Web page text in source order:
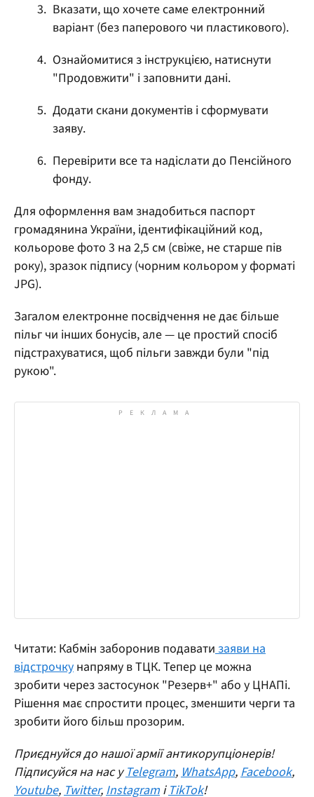
Вказати, що хочете саме електронний
варіант (без паперового чи пластикового).
Ознайомитися з інструкцією, натиснути
"Продовжити" і заповнити дані.
Додати скани документів і сформувати
заяву.
Перевірити все та надіслати до Пенсійного
фонду.
Для оформлення вам знадобиться паспорт
громадянина України, ідентифікаційний код,
кольорове фото 3 на 2,5 см (свіже, не старше пів
року), зразок підпису (чорним кольором у форматі
JPG).
Загалом електронне посвідчення не дає більше
пільг чи інших бонусів, але — це простий спосіб
підстрахуватися, щоб пільги завжди були "під
рукою".
Читати: Кабмін заборонив подаватизаяви на
відстрочку напряму в ТЦК. Тепер це можна
зробити через застосунок "Резерв+" або у ЦНАПі.
Рішення має спростити процес, зменшити черги та
зробити його більш прозорим.
Приєднуйся до нашої армії антикорупціонерів!
Підписуйся на нас уTelegram,WhatsApp,Facebook,
Youtube,Twitter,Instagram іTikTok!